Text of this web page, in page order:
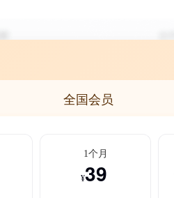
全国会员
1个月
¥39